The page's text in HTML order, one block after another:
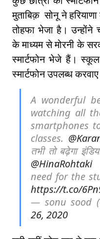
मुताबिक़ सोनू ने हरियाणा
तोहफा भेजा है। उन्होंने
के माध्यम से मोरनी के
स्मार्टफोन भेजे हैं।
स्मार्टफोन उपलब्ध
A wonderful
watching all
smartphones
classes.
तभी तो बढ़ेगा
@HinaRohtaki
need for the
https://t.co/
— sonu sood
26, 2020